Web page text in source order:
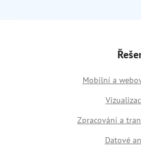
Mobilní a
Zpracování a
Datové